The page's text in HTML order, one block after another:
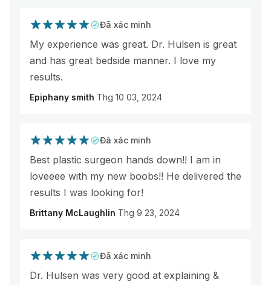
Đã xác minh
My experience was great. Dr. Hulsen is great
and has great bedside manner. I love my
results.
Epiphany smith Thg 10 03, 2024
Đã xác minh
Best plastic surgeon hands down!! I am in
loveeee with my new boobs!! He delivered the
results I was looking for!
Brittany McLaughlin Thg 9 23, 2024
Đã xác minh
Dr. Hulsen was very good at explaining &